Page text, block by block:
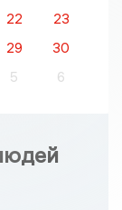
22
23
29
30
5 6